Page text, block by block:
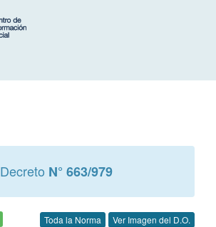
Decreto N° 663/979
Toda la Norma Ver Imagen del D.O.